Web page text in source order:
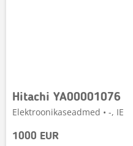
Hitachi YA00001076
Elektroonikaseadmed • -, IE
1000 EUR